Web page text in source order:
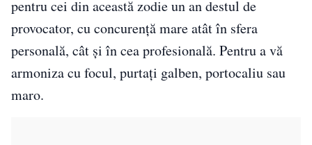
pentru cei din această zodie un an destul de
provocator, cu concurență mare atât în sfera
personală, cât și în cea profesională. Pentru a vă
armoniza cu focul, purtați galben, portocaliu sau
maro.